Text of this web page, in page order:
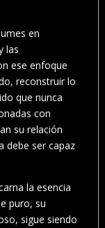
en
las
ese enfoque
reconstruir lo
que nunca
con
su relación
debe ser capaz
la esencia
puro, su
sigue siendo